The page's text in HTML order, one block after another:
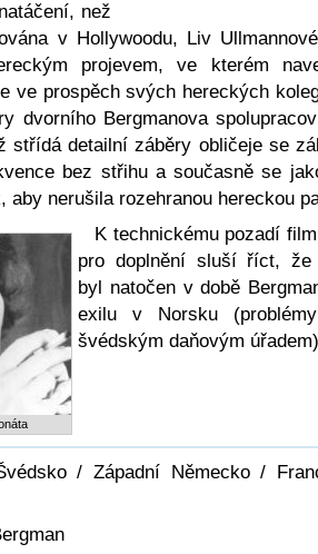
než
v Hollywoodu, Liv
projevem, ve kterém
ve prospěch svých hereckých
dvorního Bergmanova
střídá detailní záběry obličeje se
bez střihu a současně se
aby nerušila rozehranou hereckou
K technickému pozadí
pro doplnění sluší říct, že
byl natočen v době
exilu v Norsku
švédským daňovým
/ Západní Německo /